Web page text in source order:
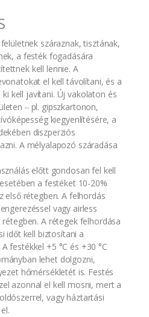
száraznak, tisztának,
a festék fogadására
kell lennie. A
el kell távolítani, és a
kell javítani. Új vakolaton és
‒ pl. gipszkartonon,
kiegyenlítésére, a
diszperziós
A mélyalapozó száradása
előtt gondosan fel kell
a festéket 10-20%
első rétegben. A felhordás
vagy airless
A rétegek felhordása
időt kell biztosítani a
festékkel +5 °C és +30 °C
lehet dolgozni,
hőmérsékletét is. Festés
azonnal el kell mosni, mert a
vagy háztartási